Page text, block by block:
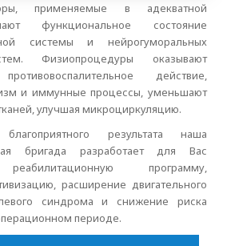
применяемые в адекватной
функциональное состояние
системы и нейрогуморальных
Физиопроцедуры оказывают
действие,
и иммунные процессы, уменьшают
улучшая микроциркуляцию.
результата наша
бригада разработает для Вас
программу,
расширение двигательного
синдрома и снижение риска
периоде.